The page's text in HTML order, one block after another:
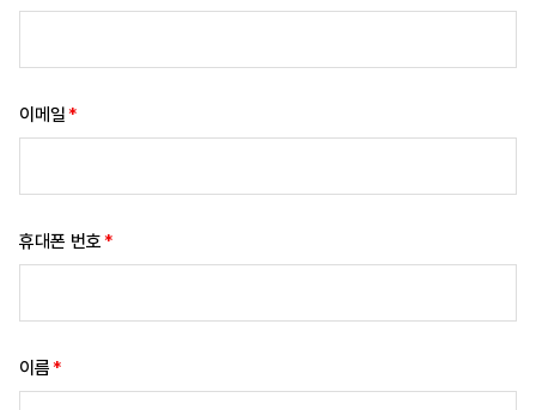
이메일
휴대폰 번호
이름